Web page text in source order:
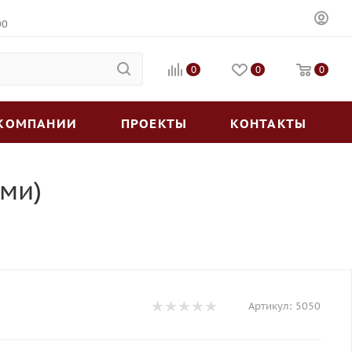
0 0 0
ПРОЕКТЫ КОНТАКТЫ
Артикул: 5050